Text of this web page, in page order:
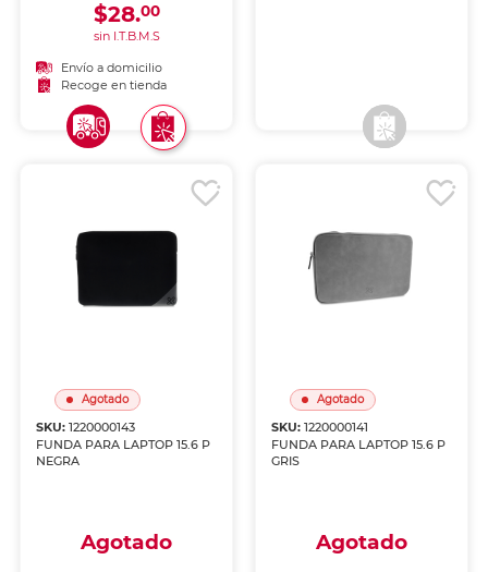
$28.00
sin I.T.B.M.S
Envío a domicilio
Recoge en tienda
Agotado
SKU:1220000143
FUNDA PARA LAPTOP 15.6 P
NEGRA
Agotado
Agotado
SKU: 1220000141
FUNDA PARA LAPTOP 15.6 P
GRIS
Agotado